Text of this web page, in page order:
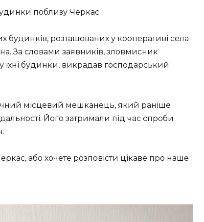
поблизу Черкас
будинків, розташованих у кооперативі села
За словами заявників, зловмисник
будинки, викрадав господарський
місцевий мешканець, який раніше
Його затримали під час спроби
або хочете розповісти цікаве про наше